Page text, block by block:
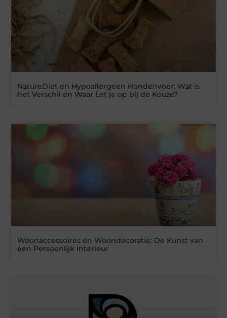
NatureDiet en Hypoallergeen Hondenvoer: Wat is
het Verschil en Waar Let je op bij de Keuze?
Woonaccessoires en Woondecoratie: De Kunst van
een Persoonlijk Interieur